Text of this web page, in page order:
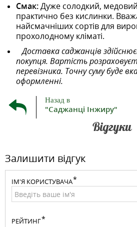
Смак:Дуже солодкий,
практично без кислинки.
найсмачніших сортів для
прохолодному кліматі.
Доставка саджанців
покупця. Вартість
перевізника. Точну суму буде
оформленні.
Назад в
"Саджанці Інжиру"
Відгуки
Залишити відгук
ІМ'Я КОРИСТУВАЧА
РЕЙТИНГ